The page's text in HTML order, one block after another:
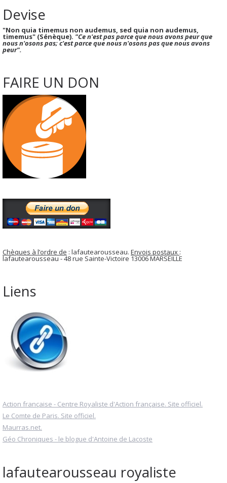
Devise
"Non quia timemus non audemus, sed quia non audemus,
timemus" (Sénèque). "Ce n'est pas parce que nous avons peur que
nous n'osons pas; c'est parce que nous n'osons pas que nous avons
peur".
FAIRE UN DON
Chèques à l’ordre de : lafautearousseau. Envois postaux :
lafautearousseau - 48 rue Sainte-Victoire 13006 MARSEILLE
Liens
Action française - Centre Royaliste d'Action française. Site officiel.
Le Comte de Paris. Site officiel.
Maurras.net.
Géo Chroniques - le blogue d'Antoine de Lacoste
lafautearousseau royaliste